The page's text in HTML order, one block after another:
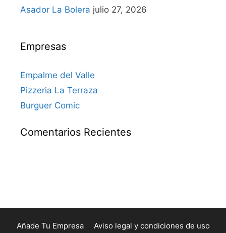
Asador La Bolera julio 27, 2026
Empresas
Empalme del Valle
Pizzeria La Terraza
Burguer Comic
Comentarios Recientes
Añade Tu Empresa Aviso legal y condiciones de uso